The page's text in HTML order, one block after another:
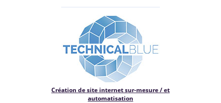
Création de site internet sur-mesure / et
automatisation